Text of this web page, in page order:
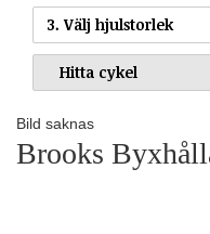
3. Välj hjulstorlek
Bild saknas
Brooks